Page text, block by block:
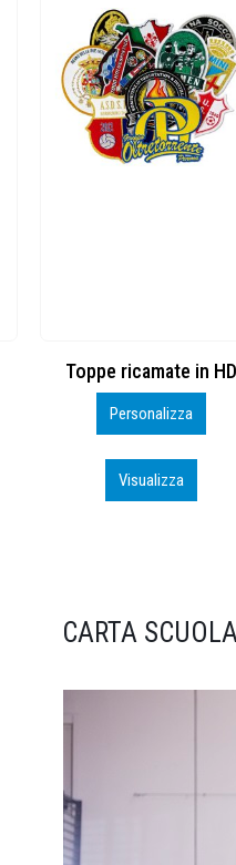
KIT CAMP 100
Personalizza
Visualizza
CARTA